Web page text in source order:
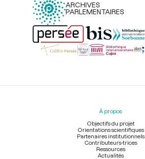
ARCHIVES
PARLEMENTAIRES
Menu
À propos
Objectifs du projet
Orientations scientifiques
Partenaires institutionnels
Contributeurs-trices
Ressources
Actualités